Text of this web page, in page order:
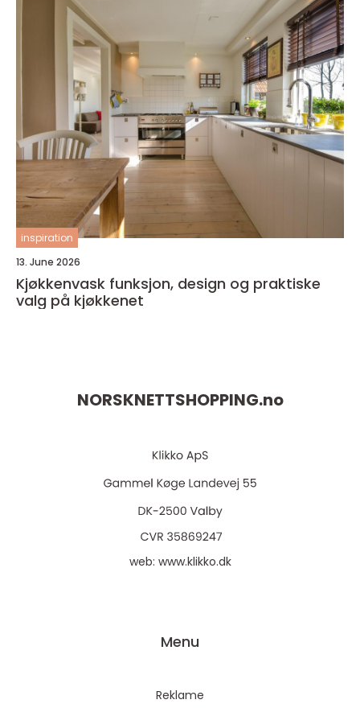
inspiration
13. June 2026
Kjøkkenvask funksjon, design og praktiske
valg på kjøkkenet
NORSKNETTSHOPPING.no
web: www.klikko.dk
Menu
Reklame